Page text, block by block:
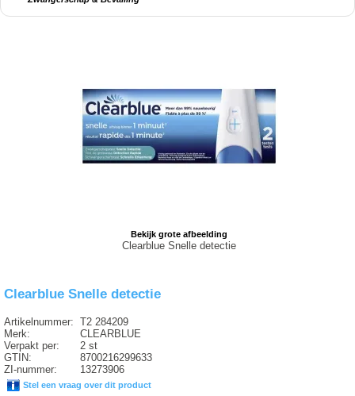
Bekijk grote afbeelding
Clearblue Snelle detectie
Clearblue Snelle detectie
Artikelnummer:
Merk:
Verpakt per:
GTIN:
ZI-nummer:
T2 284209
CLEARBLUE
2 st
8700216299633
13273906
Stel een vraag over dit product